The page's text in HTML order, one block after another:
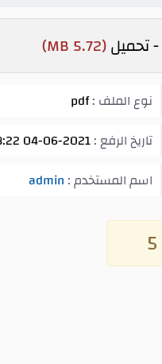
(5.72 MB)
نوع الملف :pdf
تاريخ الرفع :04-06-2021 08:22 ص
اسم المستخدم : admin